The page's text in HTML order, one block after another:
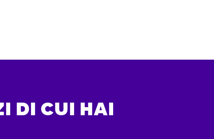
DI CUI HAI